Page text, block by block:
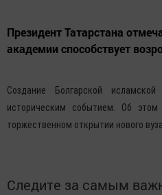
Президент Татарстана
академии способствует
Создание Болгарской
историческим событием. Об
торжественном открытии нового вуза
Следите за самым